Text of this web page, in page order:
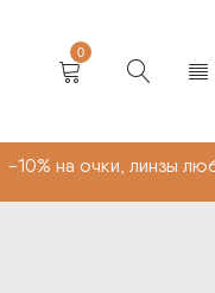
0